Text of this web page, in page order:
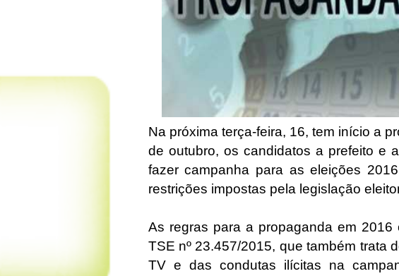
Na próxima terça-feira, 16, tem início a
de outubro, os candidatos a prefeito e
fazer campanha para as eleições
restrições impostas pela legislação
As regras para a propaganda em
TSE nº 23.457/2015, que também trata
TV e das condutas ilícitas na